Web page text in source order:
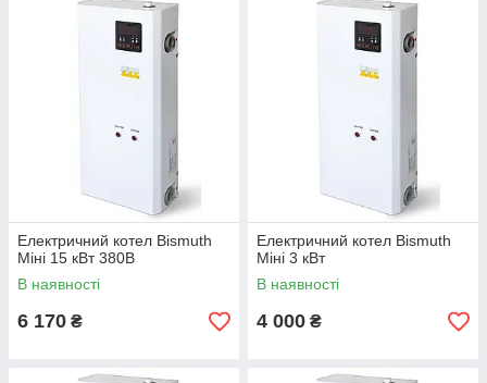
Електричний котел Bismuth
Міні 15 кВт 380В
В наявності
6 170 ₴
Електричний котел Bismuth
Міні 3 кВт
В наявності
4 000 ₴